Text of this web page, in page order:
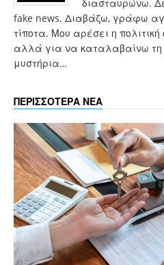
διασταυρώνω.
fake news. Διαβάζω, γράφω
τίποτα. Μου αρέσει η
αλλά για να καταλαβαίνω
μυστήρια…
ΠΕΡΙΣΣΟΤΕΡΑ ΝΕΑ